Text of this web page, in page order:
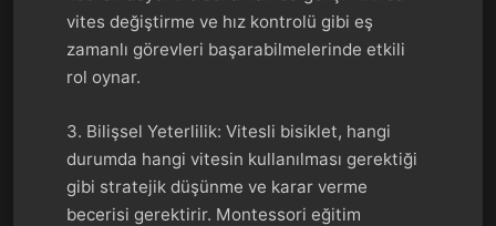
vites değiştirme ve hız kontrolü gibi eş
zamanlı görevleri başarabilmelerinde etkili
rol oynar.
3. Bilişsel Yeterlilik: Vitesli bisiklet, hangi
durumda hangi vitesin kullanılması gerektiği
gibi stratejik düşünme ve karar verme
becerisi gerektirir. Montessori eğitim